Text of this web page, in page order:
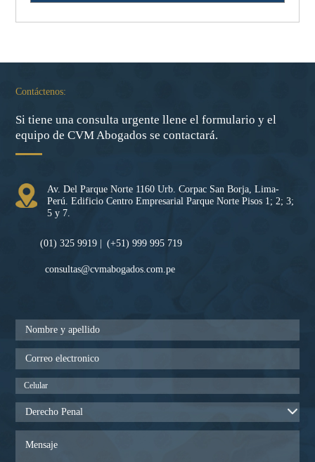
Contáctenos:
Si tiene una consulta urgente llene el formulario y el
equipo de CVM Abogados se contactará.
Av. Del Parque Norte 1160 Urb. Corpac San Borja, Lima-
Perú. Edificio Centro Empresarial Parque Norte Pisos 1; 2; 3;
5 y 7.
(01) 325 9919 | (+51) 999 995 719
consultas@cvmabogados.com.pe